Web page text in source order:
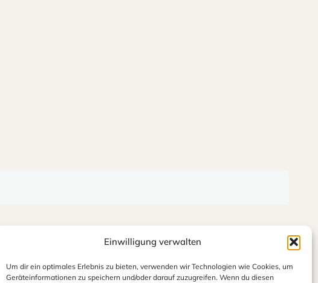
Einwilligung verwalten
Um dir ein optimales Erlebnis zu bieten, verwenden wir Technologien wie Cookies, um
Geräteinformationen zu speichern und/oder darauf zuzugreifen. Wenn du diesen